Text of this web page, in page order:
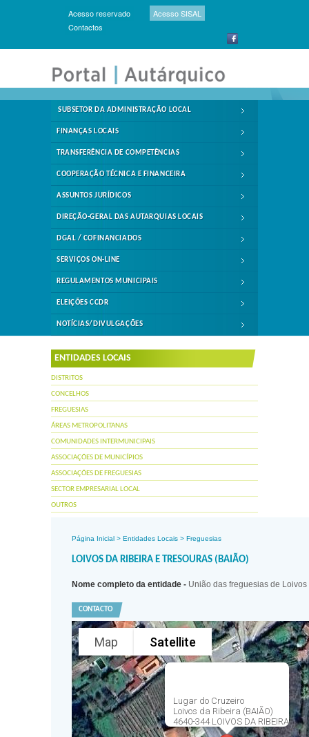
Acesso reservado
Acesso SISAL
Contactos
SUBSETOR DA ADMINISTRAÇÃO LOCAL
FINANÇAS LOCAIS
TRANSFERÊNCIA DE COMPETÊNCIAS
COOPERAÇÃO TÉCNICA E FINANCEIRA
ASSUNTOS JURÍDICOS
DIREÇÃO-GERAL DAS AUTARQUIAS LOCAIS
DGAL / COFINANCIADOS
SERVIÇOS ON-LINE
REGULAMENTOS MUNICIPAIS
ELEIÇÕES CCDR
NOTÍCIAS/DIVULGAÇÕES
ENTIDADES LOCAIS
DISTRITOS
CONCELHOS
FREGUESIAS
ÁREAS METROPOLITANAS
COMUNIDADES INTERMUNICIPAIS
ASSOCIAÇÕES DE MUNICÍPIOS
ASSOCIAÇÕES DE FREGUESIAS
SECTOR EMPRESARIAL LOCAL
OUTROS
Página Inicial > Entidades Locais > Freguesias
LOIVOS DA RIBEIRA E TRESOURAS (BAIÃO)
Nome completo da entidade - União das freguesias de
CONTACTO
Lugar do Cruzeiro
Loivos da Ribeira (BAIÃO)
4640-344 LOIVOS DA RIBEIRA
Map Satellite